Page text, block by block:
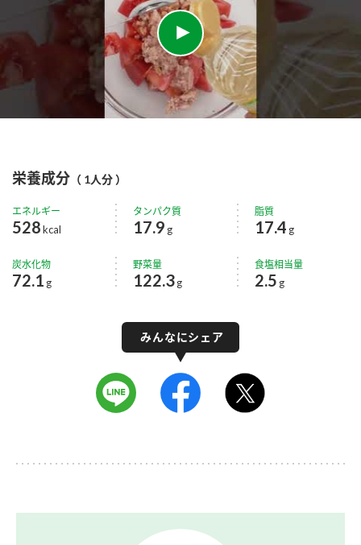
栄養成分 （ 1人分 ）
エネルギー
528kcal
タンパク質
17.9 g
脂質
17.4 g
炭水化物
72.1 g
野菜量
122.3g
食塩相当量
2.5 g